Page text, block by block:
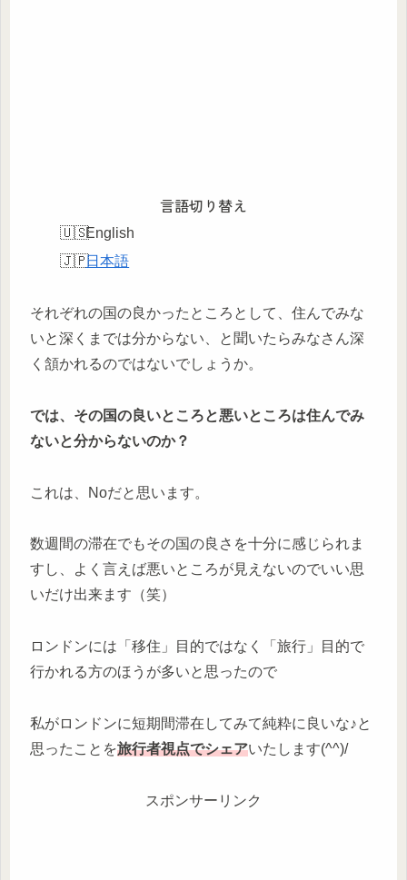
言語切り替え
English
日本語
それぞれの国の良かったところとして、住んでみな
いと深くまでは分からない、と聞いたらみなさん深
く頷かれるのではないでしょうか。
では、その国の良いところと悪いところは住んでみ
ないと分からないのか？
これは、Noだと思います。
数週間の滞在でもその国の良さを十分に感じられま
すし、よく言えば悪いところが見えないのでいい思
いだけ出来ます（笑）
ロンドンには「移住」目的ではなく「旅行」目的で
行かれる方のほうが多いと思ったので
私がロンドンに短期間滞在してみて純粋に良いな♪と
思ったことを旅行者視点でシェアいたします(^^)/
スポンサーリンク